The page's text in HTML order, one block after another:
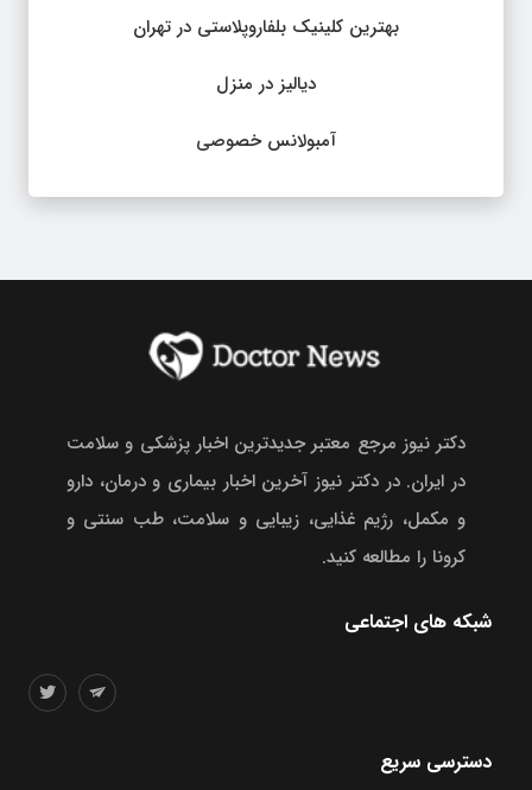
بهترین کلینیک بلفاروپلاستی در تهران
دیالیز در منزل
آمبولانس خصوصی
دکتر نیوز مرجع معتبر جدیدترین اخبار پزشکی و سلامت
در ایران. در دکتر نیوز آخرین اخبار بیماری و درمان، دارو
و مکمل، رژیم غذایی، زیبایی و سلامت، طب سنتی و
کرونا را مطالعه کنید.
شبکه های اجتماعی
دسترسی سریع